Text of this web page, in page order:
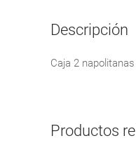
Descripción
Caja 2
Productos